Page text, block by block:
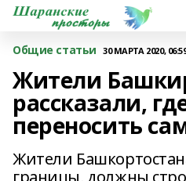
Общие статьи 30 МАРТА 2020,
Жители
рассказали,
переносить
Жители
границы, должны